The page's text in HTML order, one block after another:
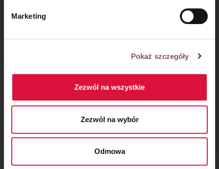
Marketing
Pokaż szczegóły
Zezwól na wszystkie
Zezwól na wybór
Odmowa
Kremówka bez
STRONIE STANOWIĄ AUTOPROMOCJĘ:
ORAZ POWSTAŁY W RAMACH WSPÓŁPRACY